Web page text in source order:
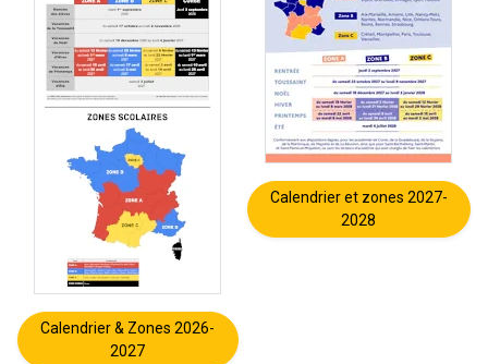
Calendrier & Zones 2026-
2027
Calendrier et zones 2027-
2028